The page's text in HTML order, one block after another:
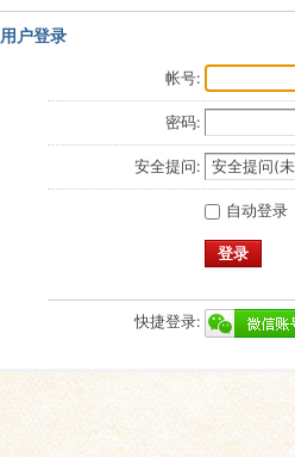
用户登录
帐号:
密码:
安全提问:
自动登录
登录
快捷登录: